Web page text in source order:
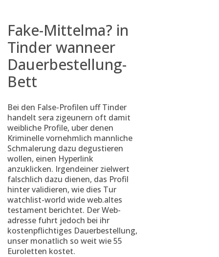
Fake-Mittelma? in
Tinder wanneer
Dauerbestellung-
Bett
Bei den False-Profilen uff Tinder
handelt sera zigeunern oft damit
weibliche Profile, uber denen
Kriminelle vornehmlich mannliche
Schmalerung dazu degustieren
wollen, einen Hyperlink
anzuklicken. Irgendeiner zielwert
falschlich dazu dienen, das Profil
hinter validieren, wie dies Tur
watchlist-world wide web.altes
testament berichtet. Der Web-
adresse fuhrt jedoch bei ihr
kostenpflichtiges Dauerbestellung,
unser monatlich so weit wie 55
Euroletten kostet.